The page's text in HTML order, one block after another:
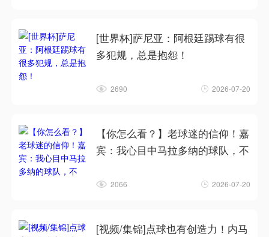
[世界杯]萨尼亚：阿根廷踢球有很
多犯规，总是抱怨！
2690 2026-07-20
【你怎么看？】老球迷的信仰！嘉
宾：我心目中马拉多纳的球队，不
2066 2026-07-20
[视频/集锦]点球也有创造力！内马